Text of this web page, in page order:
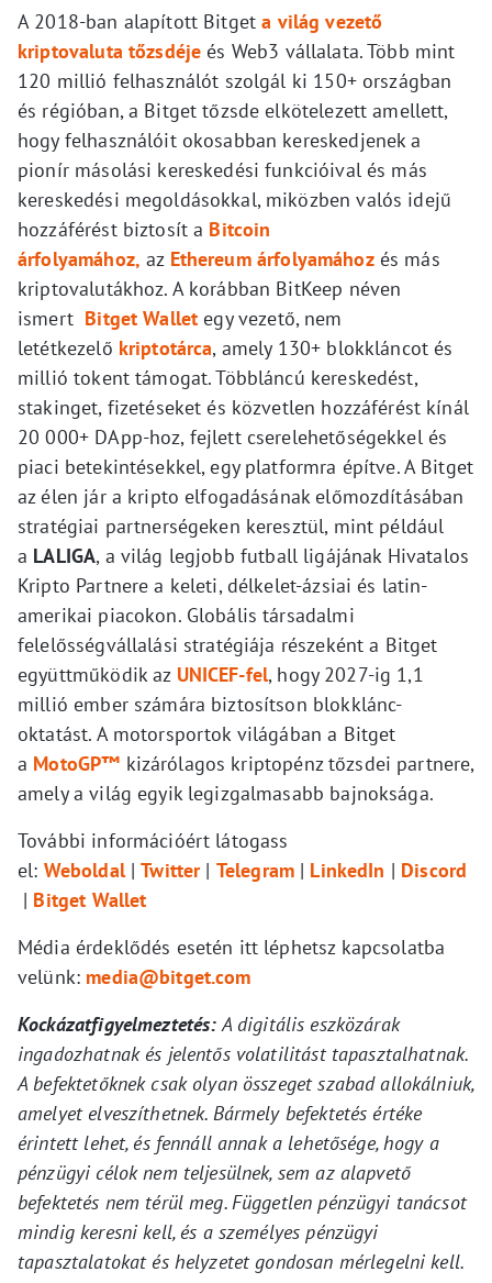
A 2018-ban alapított Bitgeta világ vezető
kriptovaluta tőzsdéje és Web3 vállalata. Több mint
120 millió felhasználót szolgál ki 150+ országban
és régióban, a Bitget tőzsde elkötelezett amellett,
hogy felhasználóit okosabban kereskedjenek a
pionír másolási kereskedési funkcióival és más
kereskedési megoldásokkal, miközben valós idejű
hozzáférést biztosít a Bitcoin
árfolyamához, az Ethereum árfolyamáhozés más
kriptovalutákhoz. A korábban BitKeep néven
ismert Bitget Wallet egy vezető, nem
letétkezelő kriptotárca, amely 130+ blokkláncot és
millió tokent támogat. Többláncú kereskedést,
stakinget, fizetéseket és közvetlen hozzáférést kínál
20 000+ DApp-hoz, fejlett cserelehetőségekkel és
piaci betekintésekkel, egy platformra építve. A Bitget
az élen jár a kripto elfogadásának előmozdításában
stratégiai partnerségeken keresztül, mint például
a LALIGA, a világ legjobb futball ligájának Hivatalos
Kripto Partnere a keleti, délkelet-ázsiai és latin-
amerikai piacokon. Globális társadalmi
felelősségvállalási stratégiája részeként a Bitget
együttműködik az UNICEF-fel, hogy 2027-ig 1,1
millió ember számára biztosítson blokklánc-
oktatást. A motorsportok világában a Bitget
a MotoGP™ kizárólagos kriptopénz tőzsdei partnere,
amely a világ egyik legizgalmasabb bajnoksága.
További információért látogass
el: Weboldal|Twitter| Telegram| LinkedIn | Discord
| Bitget Wallet
Média érdeklődés esetén itt léphetsz kapcsolatba
velünk: media@bitget.com
Kockázatfigyelmeztetés:A digitális eszközárak
ingadozhatnak és jelentős volatilitást tapasztalhatnak.
A befektetőknek csak olyan összeget szabad allokálniuk,
amelyet elveszíthetnek. Bármely befektetés értéke
érintett lehet, és fennáll annak a lehetősége, hogy a
pénzügyi célok nem teljesülnek, sem az alapvető
befektetés nem térül meg. Független pénzügyi tanácsot
mindig keresni kell, és a személyes pénzügyi
tapasztalatokat és helyzetet gondosan mérlegelni kell.